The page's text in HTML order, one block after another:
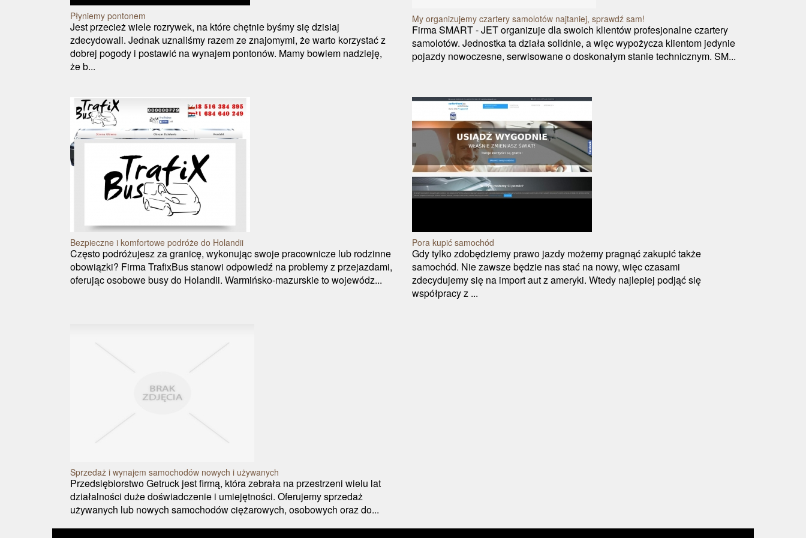
Płyniemy pontonem
Jest przecież wiele rozrywek, na które chętnie byśmy się dzisiaj
zdecydowali. Jednak uznaliśmy razem ze znajomymi, że warto korzystać z
dobrej pogody i postawić na wynajem pontonów. Mamy bowiem nadzieję,
że b...
My organizujemy czartery samolotów najtaniej, sprawdź sam!
Firma SMART - JET organizuje dla swoich klientów profesjonalne czartery
samolotów. Jednostka ta działa solidnie, a więc wypożycza klientom jedynie
pojazdy nowoczesne, serwisowane o doskonałym stanie technicznym. SM...
Bezpieczne i komfortowe podróże do Holandii
Często podróżujesz za granicę, wykonując swoje pracownicze lub rodzinne
obowiązki? Firma TrafixBus stanowi odpowiedź na problemy z przejazdami,
oferując osobowe busy do Holandii. Warmińsko-mazurskie to wojewódz...
Pora kupić samochód
Gdy tylko zdobędziemy prawo jazdy możemy pragnąć zakupić także
samochód. Nie zawsze będzie nas stać na nowy, więc czasami
zdecydujemy się na import aut z ameryki. Wtedy najlepiej podjąć się
współpracy z ...
Sprzedaż i wynajem samochodów nowych i używanych
Przedsiębiorstwo Getruck jest firmą, która zebrała na przestrzeni wielu lat
działalności duże doświadczenie i umiejętności. Oferujemy sprzedaż
używanych lub nowych samochodów ciężarowych, osobowych oraz do...